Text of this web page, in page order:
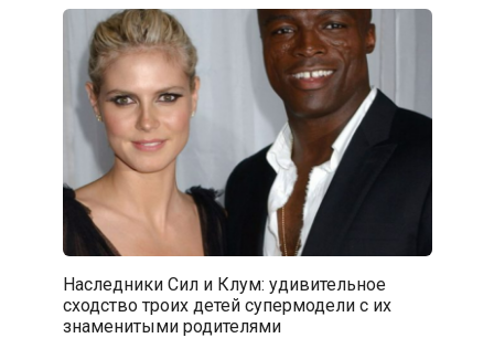
Наследники Сил и Клум: удивительное
сходство троих детей супермодели с их
знаменитыми родителями